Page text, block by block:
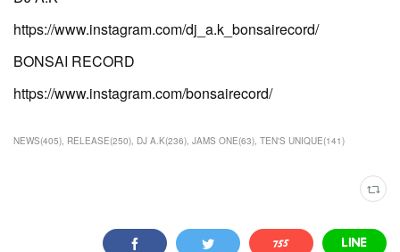
https://www.instagram.com/dj_a.k_bonsairecord/
BONSAI RECORD
https://www.instagram.com/bonsairecord/
NEWS(405) RELEASE(250) DJ A.K(236) JAMS ONE(63) TEN'S UNIQUE(141)